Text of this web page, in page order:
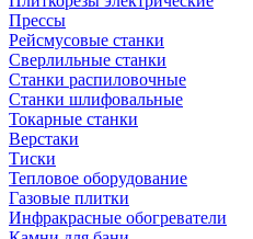
Прессы
Рейсмусовые станки
Сверлильные станки
Станки распиловочные
Станки шлифовальные
Токарные станки
Верстаки
Тиски
Тепловое оборудование
Газовые плитки
Инфракрасные обогреватели